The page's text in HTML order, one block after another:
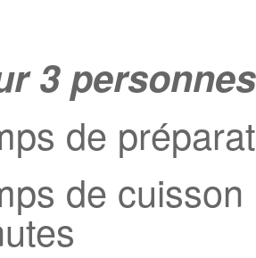
3 personnes
de
de